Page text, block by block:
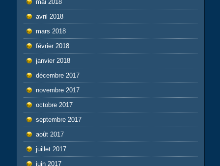
mai 2018
avril 2018
mars 2018
février 2018
janvier 2018
décembre 2017
novembre 2017
octobre 2017
septembre 2017
août 2017
juillet 2017
juin 2017